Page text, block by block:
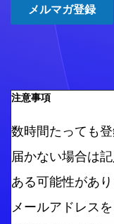
注意事項
数時間たっても
届かない場合は
ある可能性があり
メールアドレス